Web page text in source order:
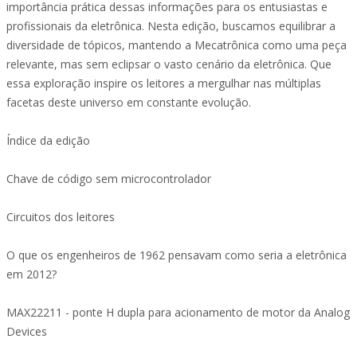
importância prática dessas informações para os entusiastas e
profissionais da eletrônica. Nesta edição, buscamos equilibrar a
diversidade de tópicos, mantendo a Mecatrônica como uma peça
relevante, mas sem eclipsar o vasto cenário da eletrônica. Que
essa exploração inspire os leitores a mergulhar nas múltiplas
facetas deste universo em constante evolução.
Índice da edição
Chave de código sem microcontrolador
Circuitos dos leitores
O que os engenheiros de 1962 pensavam como seria a eletrônica
em 2012?
MAX22211 - ponte H dupla para acionamento de motor da Analog
Devices